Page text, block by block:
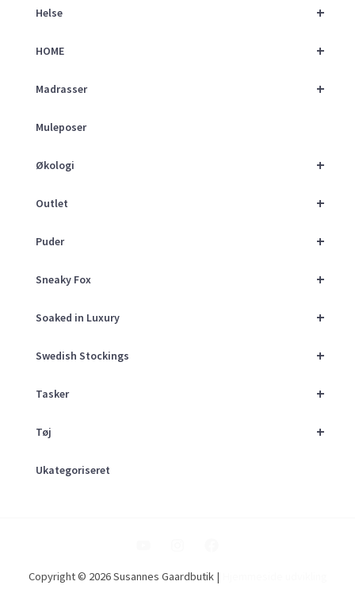
+
Helse
+
HOME
+
Madrasser
Muleposer
+
Økologi
+
Outlet
+
Puder
+
Sneaky Fox
+
Soaked in Luxury
+
Swedish Stockings
+
Tasker
+
Tøj
Ukategoriseret
Copyright © 2026 Susannes Gaardbutik |